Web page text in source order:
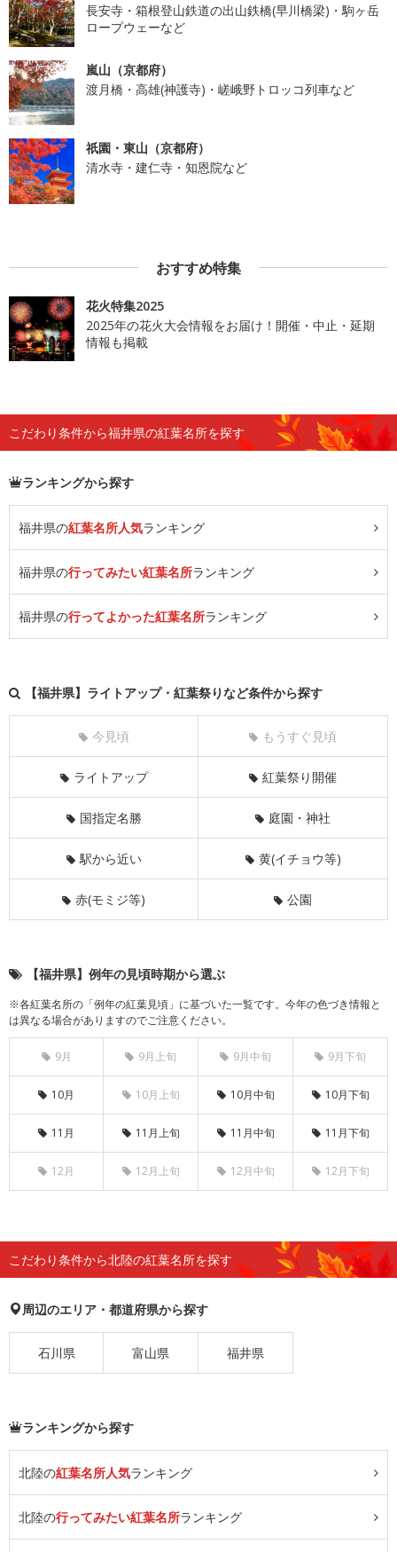
長安寺・箱根登山鉄道の出山鉄橋(早川橋梁)・駒ヶ岳
ロープウェーなど
嵐山（京都府）
渡月橋・高雄(神護寺)・嵯峨野トロッコ列車など
祇園・東山（京都府）
清水寺・建仁寺・知恩院など
おすすめ特集
花火特集2025
2025年の花火大会情報をお届け！開催・中止・延期
情報も掲載
こだわり条件から福井県の紅葉名所を探す
ランキングから探す
福井県の紅葉名所人気ランキング
福井県の行ってみたい紅葉名所ランキング
福井県の行ってよかった紅葉名所ランキング
【福井県】ライトアップ・紅葉祭りなど条件から探す
今見頃 もうすぐ見頃
ライトアップ 紅葉祭り開催
国指定名勝 庭園・神社
駅から近い 黄(イチョウ等)
赤(モミジ等) 公園
【福井県】例年の見頃時期から選ぶ
※各紅葉名所の「例年の紅葉見頃」に基づいた一覧です。今年の色づき情報と
は異なる場合がありますのでご注意ください。
9月 9月上旬 9月中旬 9月下旬
10月 10月上旬 10月中旬 10月下旬
11月 11月上旬 11月中旬 11月下旬
12月 12月上旬 12月中旬 12月下旬
こだわり条件から北陸の紅葉名所を探す
周辺のエリア・都道府県から探す
石川県 富山県 福井県
ランキングから探す
北陸の紅葉名所人気ランキング
北陸の行ってみたい紅葉名所ランキング